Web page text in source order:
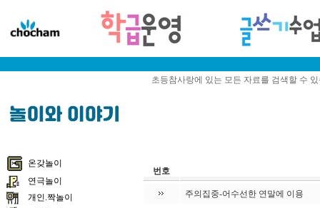
초등참사랑에 있는 모든 자료를 검색할 수
온갖놀이
연극놀이
개인.짝놀이
번호
주의집중-어수선한 연말에 이용